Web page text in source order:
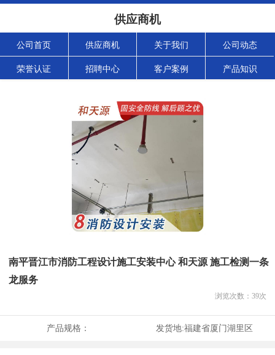
供应商机
公司首页 供应商机 关于我们 公司动态
荣誉认证 招聘中心 客户案例 产品知识
南平晋江市消防工程设计施工安装中心 和天源 施工检测一条
龙服务
浏览次数： 39次
产品规格： 发货地:福建省厦门湖里区